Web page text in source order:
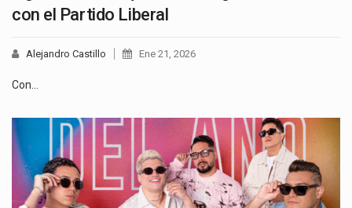
con el Partido Liberal
Alejandro Castillo Ene 21, 2026
Con…